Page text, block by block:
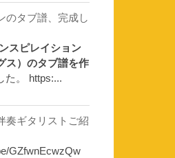
のタブ譜、完成し
ンスピレイション
ス）のタブ譜を作
た。 https:...
奏ギタリストご紹
GZfwnEcwzQw